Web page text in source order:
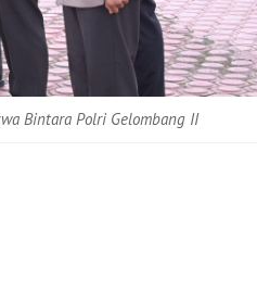
Bintara Polri Gelombang II